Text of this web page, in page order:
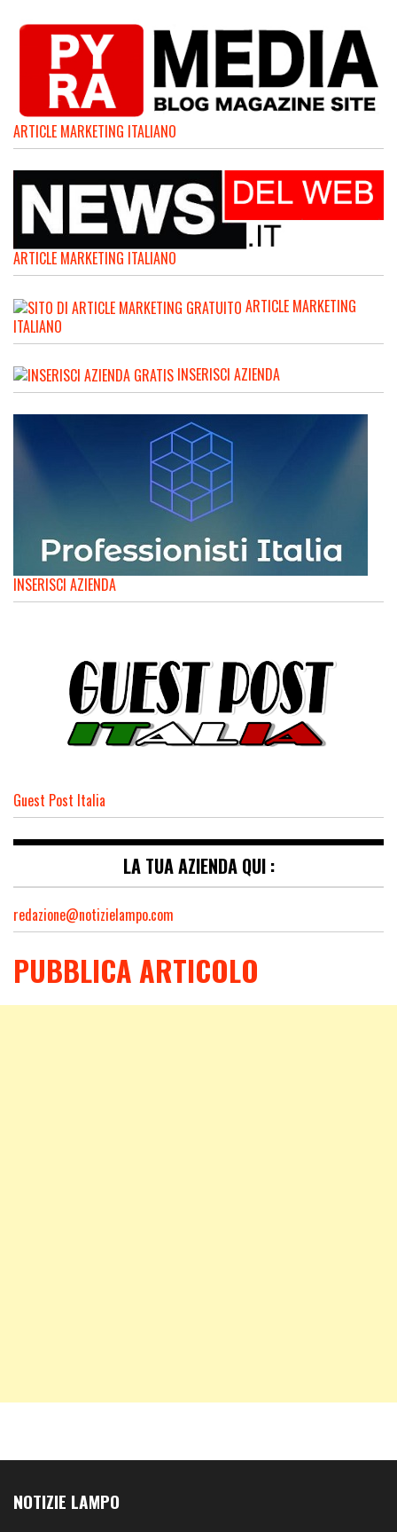
ARTICLE MARKETING ITALIANO
ARTICLE MARKETING ITALIANO
ARTICLE MARKETING
ITALIANO
INSERISCI AZIENDA
INSERISCI AZIENDA
Guest Post Italia
LA TUA AZIENDA QUI :
redazione@notizielampo.com
PUBBLICA ARTICOLO
NOTIZIE LAMPO